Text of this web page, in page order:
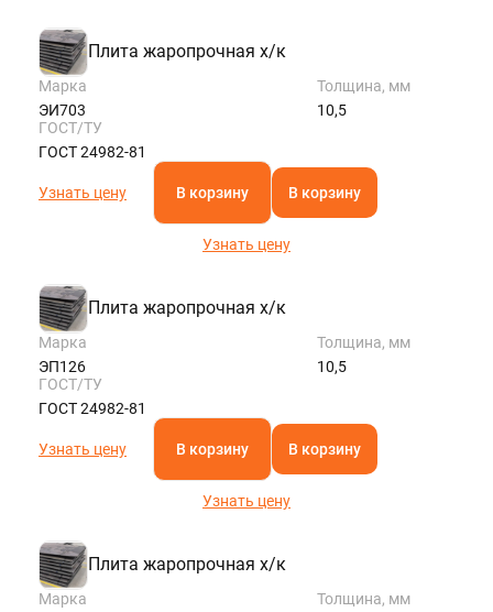
Плита жаропрочная х/к
Марка
ЭИ703
Толщина, мм
10,5
ГОСТ/ТУ
ГОСТ 24982-81
Узнать цену В корзину В корзину
Узнать цену
Плита жаропрочная х/к
Марка
ЭП126
Толщина, мм
10,5
ГОСТ/ТУ
ГОСТ 24982-81
Узнать цену В корзину В корзину
Узнать цену
Плита жаропрочная х/к
Марка
Толщина, мм